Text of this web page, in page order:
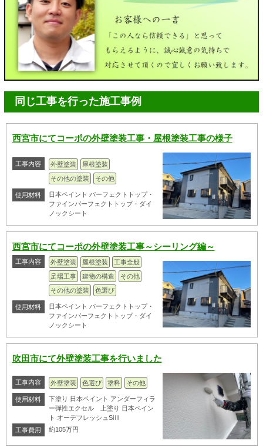
同じ工事を行った施工事例
西宮市にてコーポの外壁塗装工事・屋根塗装工事の様子
工事内容 外壁塗装
屋根塗装
その他の塗装
その他
使用材料
日本ペイント パーフェクトトップ・
ファインパーフェクトトップ・ダイ
ノックシート
西宮市にてコーポの外壁塗装工事～シーリング編～
工事内容 外壁塗装 屋根塗装
工事全般
足場工事
建物の構造
その他
その他の塗装
色選び
使用材料
日本ペイント パーフェクトトップ・
ファインパーフェクトトップ・ダイ
ノックシート
吹田市にて外壁塗装工事を行いました
工事内容 外壁塗装 色選び 塗料 その他
使用材料
下塗り 日本ペイント アンダーフィラ
ー弾性エクセル 上塗り 日本ペイン
ト オーデフレッシュSiⅢ
工事費用
約105万円